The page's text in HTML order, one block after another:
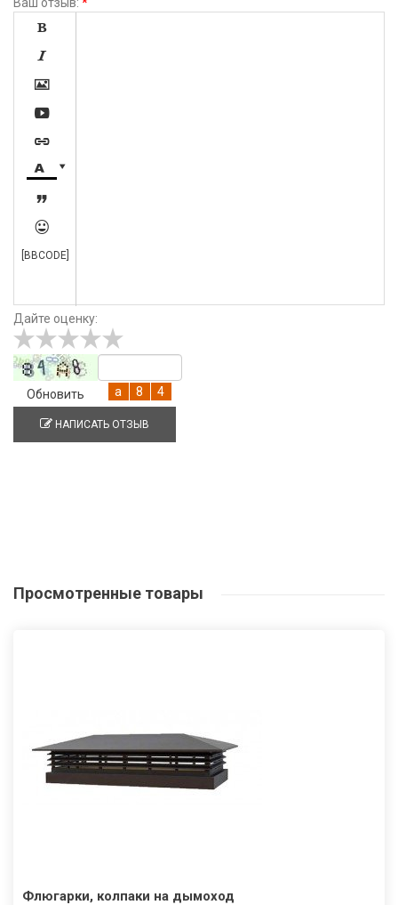









[BBCODE]
Дайте оценку:
Обновить
НАПИСАТЬ ОТЗЫВ
Просмотренные товары
Флюгарки, колпаки на дымоход